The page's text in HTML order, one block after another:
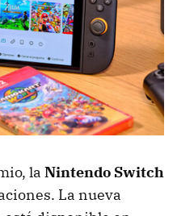
la Nintendo Switch
La nueva